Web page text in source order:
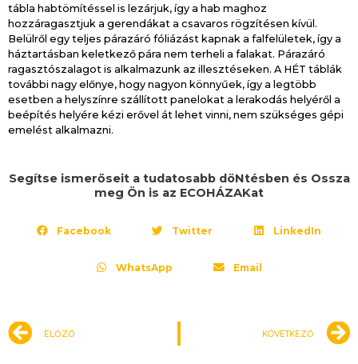
tábla habtömítéssel is lezárjuk, így a hab maghoz
hozzáragasztjuk a gerendákat a csavaros rögzítésen kívül.
Belülről egy teljes párazáró fóliázást kapnak a falfelületek, így a
háztartásban keletkező pára nem terheli a falakat. Párazáró
ragasztószalagot is alkalmazunk az illesztéseken. A HÉT táblák
további nagy előnye, hogy nagyon könnyűek, így a legtöbb
esetben a helyszínre szállított panelokat a lerakodás helyéről a
beépítés helyére kézi erővel át lehet vinni, nem szükséges gépi
emelést alkalmazni.
Segítse ismerőseit a tudatosabb döNtésben és Ossza
meg Ön is az ECOHÁZAKat
Facebook Twitter LinkedIn
WhatsApp Email
Előző
ELŐZŐ KÖVETKEZŐ